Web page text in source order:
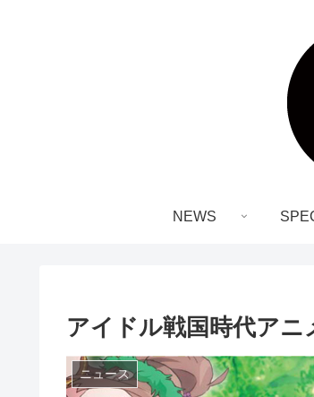
NEWS
アイドル戦国時代アニ
ニュース